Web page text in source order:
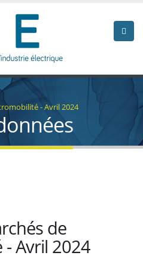
- Avril 2024
de
- Avril 2024